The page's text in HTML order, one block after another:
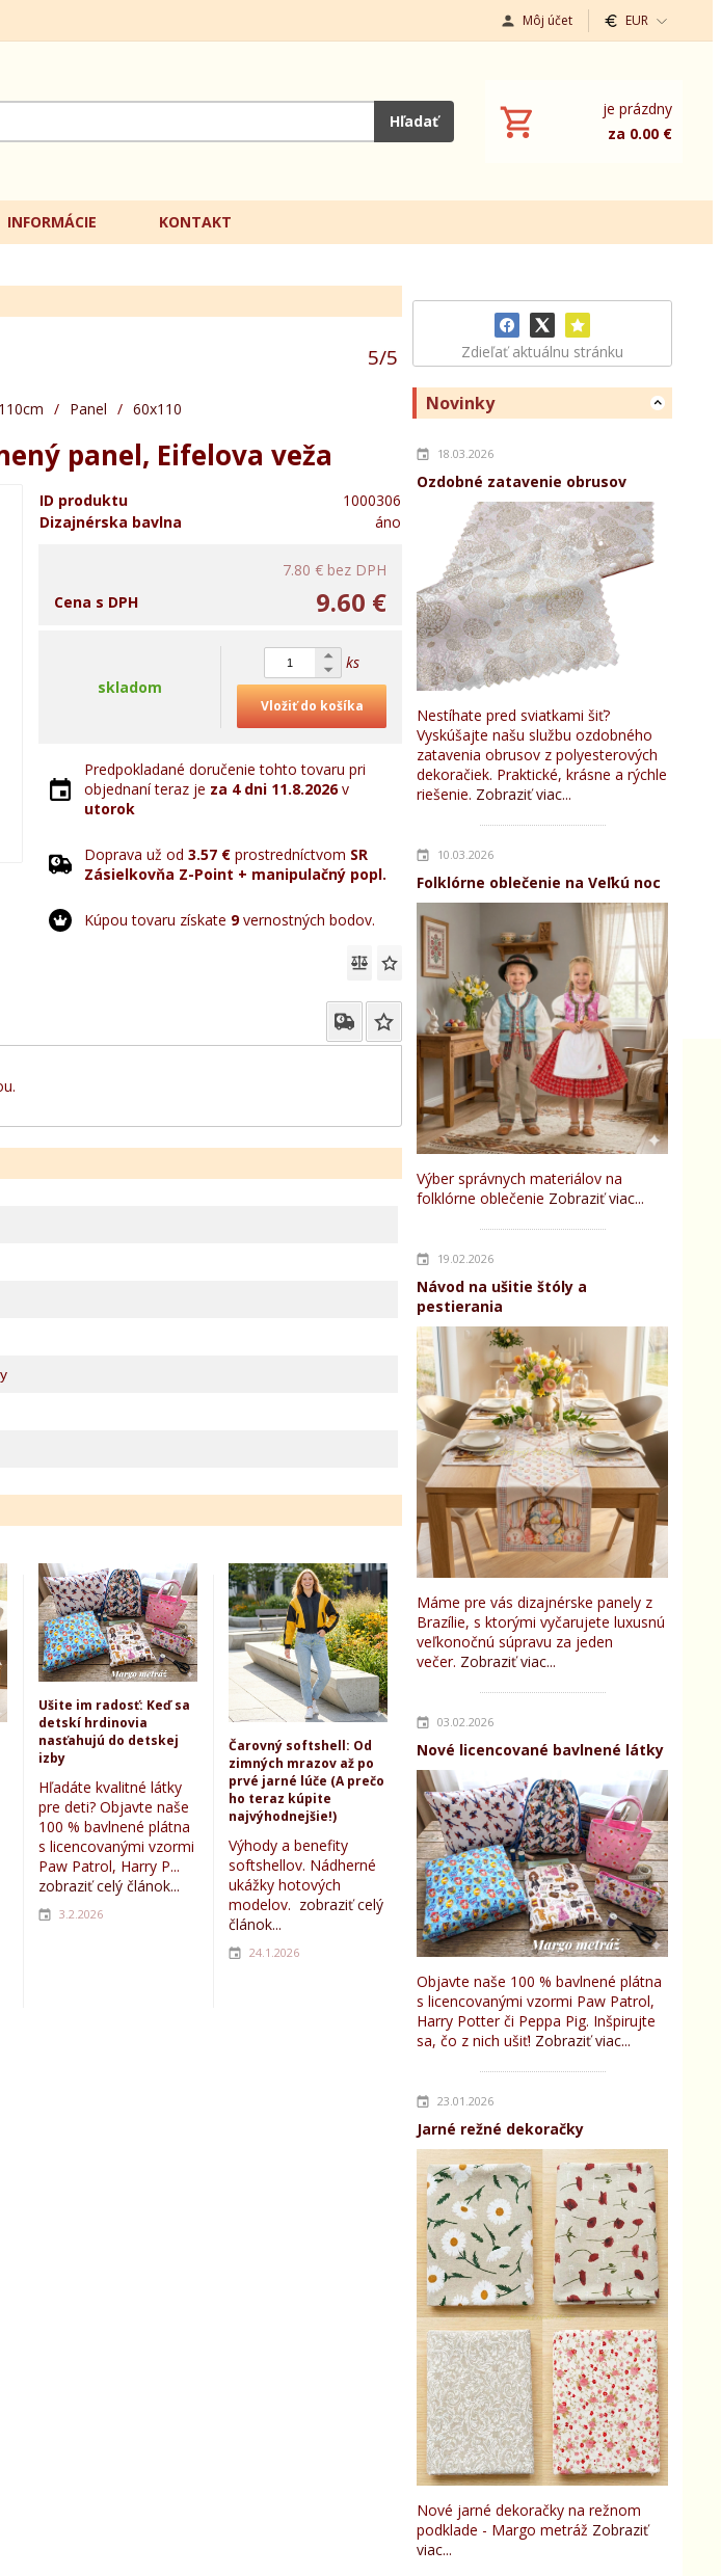
Môj účet EUR
Hľadať
je prázdny
za 0.00 €
INFORMÁCIE KONTAKT
Zdieľať aktuálnu stránku
Novinky
18.03.2026
Ozdobné zatavenie obrusov
Nestíhate pred sviatkami šiť?
Vyskúšajte našu službu ozdobného
zatavenia obrusov z polyesterových
dekoračiek. Praktické, krásne a rýchle
riešenie. Zobraziť viac...
10.03.2026
Folklórne oblečenie na Veľkú noc
Výber správnych materiálov na
folklórne oblečenie Zobraziť viac...
19.02.2026
Návod na ušitie štóly a
pestierania
Máme pre vás dizajnérske panely z
Brazílie, s ktorými vyčarujete luxusnú
veľkonočnú súpravu za jeden
večer. Zobraziť viac...
03.02.2026
Nové licencované bavlnené látky
Objavte naše 100 % bavlnené plátna
s licencovanými vzormi Paw Patrol,
Harry Potter či Peppa Pig. Inšpirujte
sa, čo z nich ušiť! Zobraziť viac...
23.01.2026
Jarné režné dekoračky
Nové jarné dekoračky na režnom
podklade - Margo metráž Zobraziť
viac...
5/5
/ Panel / 60x110
panel, Eifelova veža
ID produktu
1000306
Dizajnérska bavlna
áno
7.80 € bez DPH
9.60 €
Cena s DPH
skladom
ks
Vložiť do košíka
Predpokladané doručenie tohto tovaru pri
objednaní teraz je za 4 dni 11.8.2026v
utorok
Doprava už od 3.57 € prostredníctvom SR
Zásielkovňa Z-Point + manipulačný popl.
Kúpou tovaru získate 9vernostných bodov.
Ušite im radosť: Keď sa
detskí hrdinovia
nasťahujú do detskej
izby
Hľadáte kvalitné látky
pre deti? Objavte naše
100 % bavlnené plátna
s licencovanými vzormi
Paw Patrol, Harry P...
zobraziť celý článok...
3.2.2026
Čarovný softshell: Od
zimných mrazov až po
prvé jarné lúče (A prečo
ho teraz kúpite
najvýhodnejšie!)
Výhody a benefity
softshellov. Nádherné
ukážky hotových
modelov. zobraziť celý
článok...
24.1.2026